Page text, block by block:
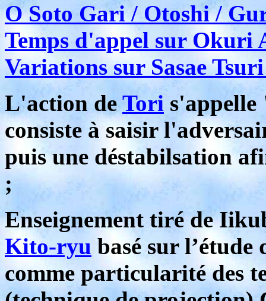
O Soto Gari / Otoshi /
Temps d'appel sur Okuri
Variations sur Sasae
L'action deTori
consiste à saisir
puis une déstabilsation
;
Enseignement tiré de
Kito-ryu basé sur
comme particularité des